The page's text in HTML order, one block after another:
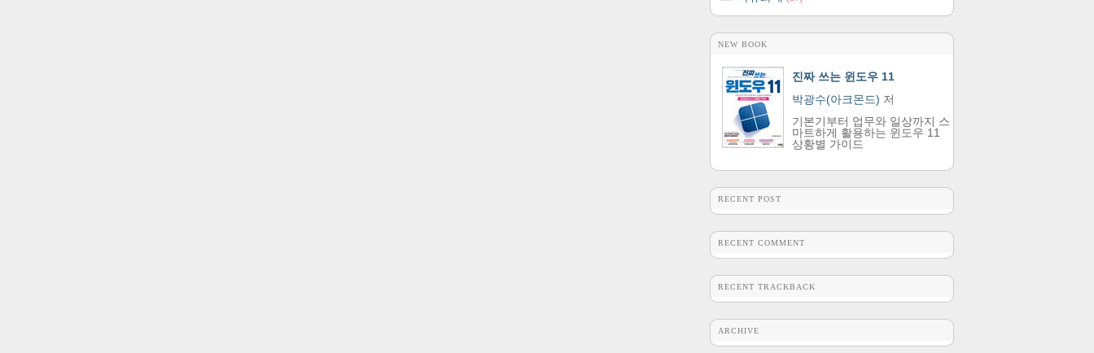
NEW BOOK
진짜 쓰는 윈도우 11
박광수(아크몬드) 저
기본기부터 업무와 일상까지 스
마트하게 활용하는 윈도우 11
상황별 가이드
RECENT POST
RECENT COMMENT
RECENT TRACKBACK
ARCHIVE